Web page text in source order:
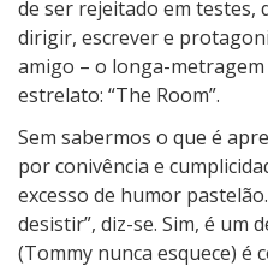
de ser rejeitado em testes,
dirigir, escrever e
amigo – o longa-
estrelato: “The Room”.
Sem sabermos o que é
por conivência e
excesso de humor
desistir”, diz-se. Sim, é um
(Tommy nunca esquece) é